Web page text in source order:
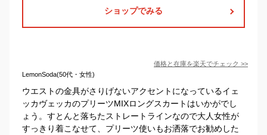
ショップでみる
価格と在庫を楽天でチェック >>
LemonSoda(50代・女性)
ウエストの金具がさりげないアクセントになっているイェ
ッカヴェッカのプリーツMIXロングスカートはいかがでし
ょう。すとんと落ちたストレートラインなので大人女性が
すっきり着こなせて、プリーツ使いもお洒落でお勧めした